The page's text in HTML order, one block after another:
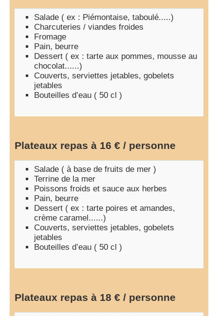
Salade ( ex : Piémontaise, taboulé.....)
Charcuteries / viandes froides
Fromage
Pain, beurre
Dessert ( ex : tarte aux pommes, mousse au
chocolat......)
Couverts, serviettes jetables, gobelets
jetables
Bouteilles d’eau ( 50 cl )
Plateaux repas à 16 € / personne
Salade ( à base de fruits de mer )
Terrine de la mer
Poissons froids et sauce aux herbes
Pain, beurre
Dessert ( ex : tarte poires et amandes,
crème caramel......)
Couverts, serviettes jetables, gobelets
jetables
Bouteilles d’eau ( 50 cl )
Plateaux repas à 18 € / personne